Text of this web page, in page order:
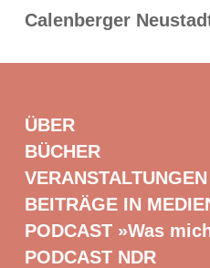
Calenberger
ÜBER
BÜCHER
VERANSTALTUNGEN
BEITRÄGE IN
PODCAST »Was
PODCAST NDR